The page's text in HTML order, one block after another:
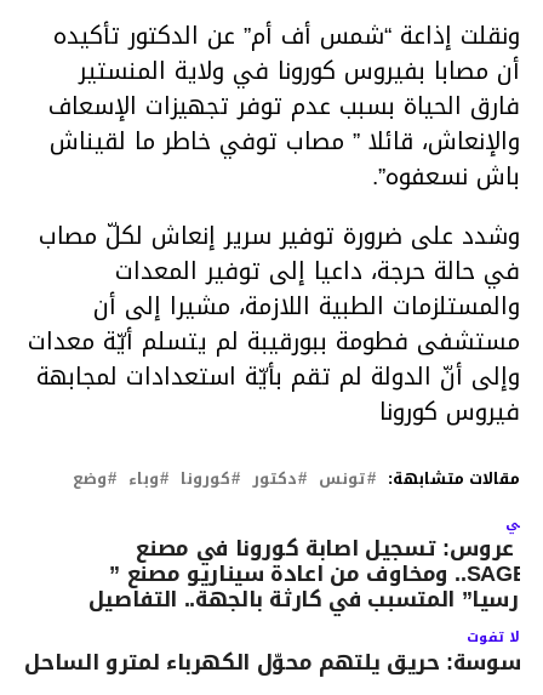
ونقلت إذاعة “شمس أف أم” عن الدكتور تأكيده
أن مصابا بفيروس كورونا في ولاية المنستير
فارق الحياة بسبب عدم توفر تجهيزات الإسعاف
والإنعاش، قائلا ” مصاب توفي خاطر ما لقيناش
باش نسعفوه”.
وشدد على ضرورة توفير سرير إنعاش لكلّ مصاب
في حالة حرجة، داعيا إلى توفير المعدات
والمستلزمات الطبية اللازمة، مشيرا إلى أن
مستشفى فطومة ببورقيبة لم يتسلم أيّة معدات
وإلى أنّ الدولة لم تقم بأيّة استعدادات لمجابهة
فيروس كورونا
مقالات متشابهة: تونس دكتور كورونا وباء وضع
عروس: تسجيل اصابة كورونا في مصنع
SAGEM.. ومخاوف من اعادة سيناريو مصنع ”
المتسبب في كارثة بالجهة.. التفاصيل
لا تفوت
سوسة: حريق يلتهم محوّل الكهرباء لمترو الساحل